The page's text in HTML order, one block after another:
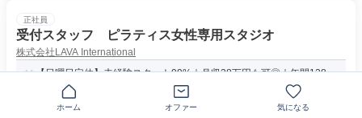
正社員
受付スタッフ ピラティス女性専用スタジオ
株式会社LAVA International
【日曜日定休】未経験スタート99%｜月収38万円も可◎｜年間128
日以上休み可◎
ホーム オファー 気になる